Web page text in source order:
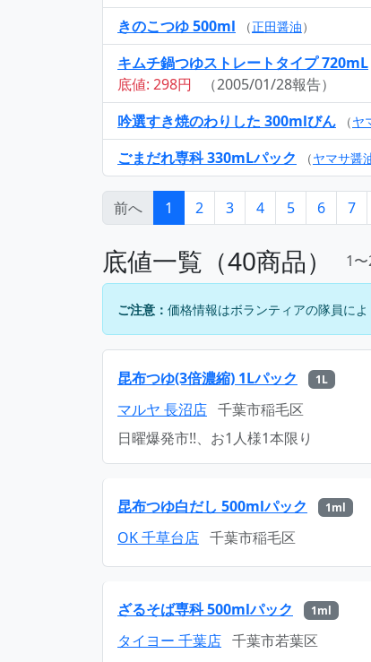
きのこつゆ 500ml
（正田醤油）
キムチ鍋つゆストレートタイプ 720mL
底値: 298円
（2005/01/28報告）
吟選すき焼のわりした 300mlびん
（ヤ
ごまだれ専科 330mLパック （ヤマサ醤
前へ 1 2 3 4 5 6 7
底値一覧（40商品） 1
ご注意： 価格情報はボランティアの隊員に
昆布つゆ(3倍濃縮) 1Lパック 1L
マルヤ 長沼店 千葉市稲毛区
日曜爆発市!!、お1人様1本限り
昆布つゆ白だし 500mlパック 1ml
OK 千草台店 千葉市稲毛区
ざるそば専科 500mlパック 1ml
タイヨー 千葉店 千葉市若葉区